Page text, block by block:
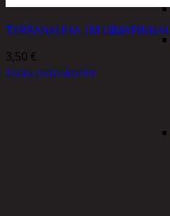
TARRANAUHA 1M
3,50 €
Lisää ostoskoriin